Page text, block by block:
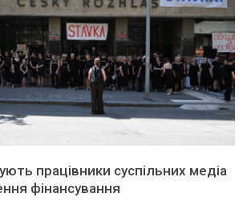
працівники суспільних медіа
фінансування